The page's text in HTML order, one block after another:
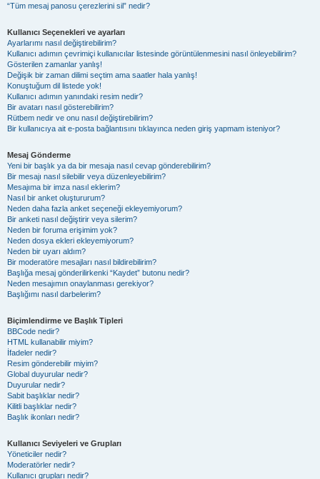
“Tüm mesaj panosu çerezlerini sil” nedir?
Kullanıcı Seçenekleri ve ayarları
Ayarlarımı nasıl değiştirebilirim?
Kullanıcı adımın çevrimiçi kullanıcılar listesinde görüntülenmesini nasıl önleyebilirim?
Gösterilen zamanlar yanlış!
Değişik bir zaman dilimi seçtim ama saatler hala yanlış!
Konuştuğum dil listede yok!
Kullanıcı adımın yanındaki resim nedir?
Bir avatarı nasıl gösterebilirim?
Rütbem nedir ve onu nasıl değiştirebilirim?
Bir kullanıcıya ait e-posta bağlantısını tıklayınca neden giriş yapmam isteniyor?
Mesaj Gönderme
Yeni bir başlık ya da bir mesaja nasıl cevap gönderebilirim?
Bir mesajı nasıl silebilir veya düzenleyebilirim?
Mesajıma bir imza nasıl eklerim?
Nasıl bir anket oluştururum?
Neden daha fazla anket seçeneği ekleyemiyorum?
Bir anketi nasıl değiştirir veya silerim?
Neden bir foruma erişimim yok?
Neden dosya ekleri ekleyemiyorum?
Neden bir uyarı aldım?
Bir moderatöre mesajları nasıl bildirebilirim?
Başlığa mesaj gönderilirkenki “Kaydet” butonu nedir?
Neden mesajımın onaylanması gerekiyor?
Başlığımı nasıl darbelerim?
Biçimlendirme ve Başlık Tipleri
BBCode nedir?
HTML kullanabilir miyim?
İfadeler nedir?
Resim gönderebilir miyim?
Global duyurular nedir?
Duyurular nedir?
Sabit başlıklar nedir?
Kilitli başlıklar nedir?
Başlık ikonları nedir?
Kullanıcı Seviyeleri ve Grupları
Yöneticiler nedir?
Moderatörler nedir?
Kullanıcı grupları nedir?